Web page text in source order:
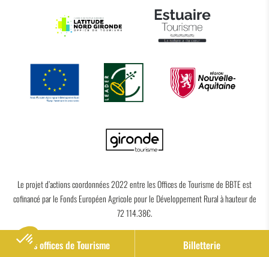
Nos offices de Tourisme Billetterie
Le projet d’actions coordonnées 2022 entre les Offices de Tourisme de BBTE est
cofinancé par le Fonds Européen Agricole pour le Développement Rural à hauteur de
72 114.38€.